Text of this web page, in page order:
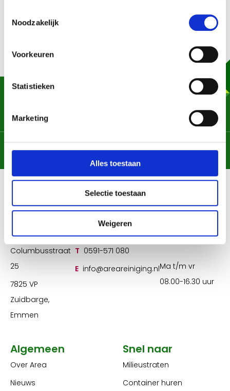
Noodzakelijk
Voorkeuren
Statistieken
Marketing
Alles toestaan
Selectie toestaan
Weigeren
graag!
Chat met ons Contactformulier
Contact
Columbusstraat
25
7825 VP
Zuidbarge,
Emmen
T 0591-571 080
E info@areareiniging.nlMa t/m vr
08.00-16.30 uur
Algemeen
Over Area
Nieuws
Snel naar
Milieustraten
Container huren